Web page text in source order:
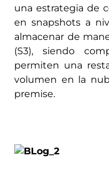
una estrategia de
en snapshots a
almacenar de
(S3), siendo
permiten una
volumen en la
premise.